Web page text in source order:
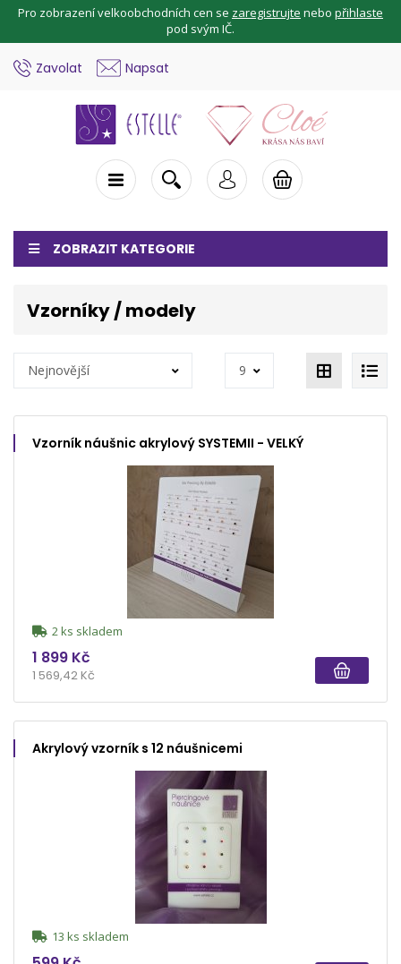
Pro zobrazení velkoobchodních cen se zaregistrujte nebo přihlaste
pod svým IČ.
Zavolat Napsat
ZOBRAZIT KATEGORIE
Vzorníky / modely
Nejnovější 9
Vzorník náušnic akrylový SYSTEMII - VELKÝ
2 ks skladem
1 899 Kč
1 569,42 Kč
Akrylový vzorník s 12 náušnicemi
13 ks skladem